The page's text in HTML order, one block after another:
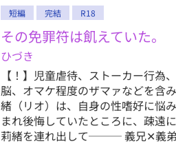
短編 完結 R18
その免罪符は飢えていた。
ひづき
【！】児童虐待、ストーカー行
脳、オマケ程度のザマァなどを含
緒（リオ）は、自身の性嗜好に悩
まれ後悔していたところに、疎遠
莉緒を連れ出して─── 義兄✕義